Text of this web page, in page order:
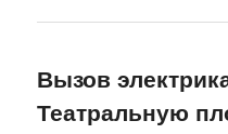
Вызов
Театральную